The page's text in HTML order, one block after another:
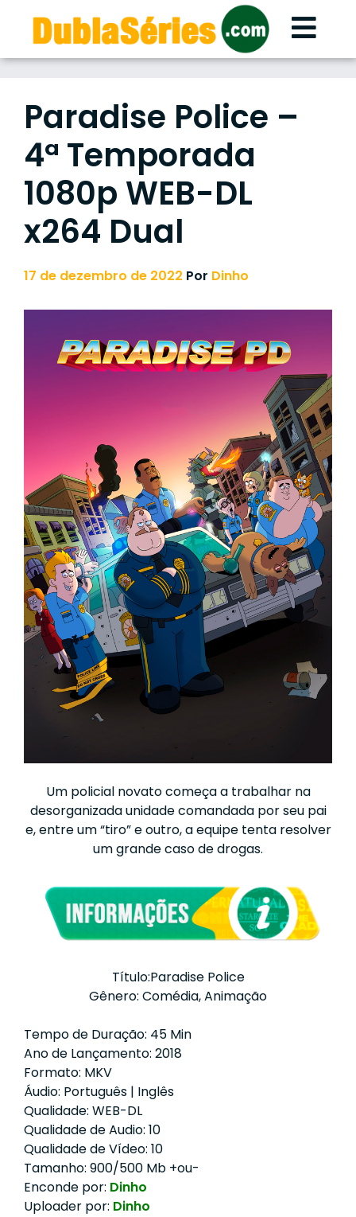
content
Paradise Police –
4ª Temporada
1080p WEB-DL
x264 Dual
17 de dezembro de 2022 Por Dinho
Um policial novato começa a trabalhar na
desorganizada unidade comandada por seu pai
e, entre um “tiro” e outro, a equipe tenta resolver
um grande caso de drogas.
Título:Paradise Police
Gênero: Comédia, Animação
Tempo de Duração: 45 Min
Ano de Lançamento: 2018
Formato: MKV
Áudio: Português | Inglês
Qualidade: WEB-DL
Qualidade de Audio: 10
Qualidade de Vídeo: 10
Tamanho: 900/500 Mb +ou-
Enconde por: Dinho
Uploader por: Dinho